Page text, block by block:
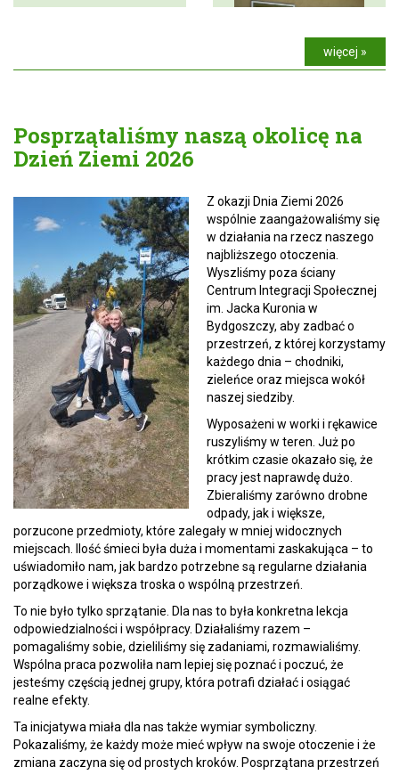
więcej »
Posprzątaliśmy naszą okolicę na
Dzień Ziemi 2026
Z okazji Dnia Ziemi 2026
wspólnie zaangażowaliśmy się
w działania na rzecz naszego
najbliższego otoczenia.
Wyszliśmy poza ściany
Centrum Integracji Społecznej
im. Jacka Kuronia w
Bydgoszczy, aby zadbać o
przestrzeń, z której korzystamy
każdego dnia – chodniki,
zieleńce oraz miejsca wokół
naszej siedziby.
Wyposażeni w worki i rękawice
ruszyliśmy w teren. Już po
krótkim czasie okazało się, że
pracy jest naprawdę dużo.
Zbieraliśmy zarówno drobne
odpady, jak i większe,
porzucone przedmioty, które zalegały w mniej widocznych
miejscach. Ilość śmieci była duża i momentami zaskakująca – to
uświadomiło nam, jak bardzo potrzebne są regularne działania
porządkowe i większa troska o wspólną przestrzeń.
To nie było tylko sprzątanie. Dla nas to była konkretna lekcja
odpowiedzialności i współpracy. Działaliśmy razem –
pomagaliśmy sobie, dzieliliśmy się zadaniami, rozmawialiśmy.
Wspólna praca pozwoliła nam lepiej się poznać i poczuć, że
jesteśmy częścią jednej grupy, która potrafi działać i osiągać
realne efekty.
Ta inicjatywa miała dla nas także wymiar symboliczny.
Pokazaliśmy, że każdy może mieć wpływ na swoje otoczenie i że
zmiana zaczyna się od prostych kroków. Posprzątana przestrzeń